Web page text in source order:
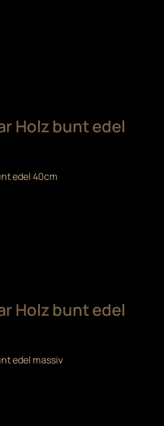
Holz bunt edel
edel 40cm
Holz bunt edel
edel massiv